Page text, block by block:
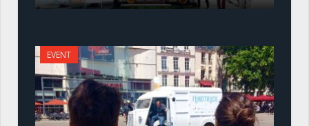
EVENT